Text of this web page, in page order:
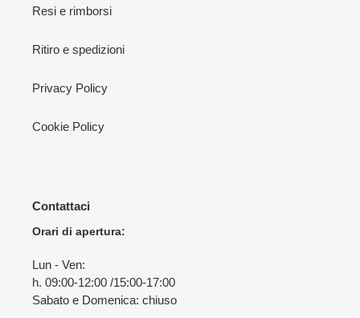
Resi e rimborsi
Ritiro e spedizioni
Privacy Policy
Cookie Policy
Contattaci
Orari di apertura:
Lun - Ven:
h. 09:00-12:00 /15:00-17:00
Sabato e Domenica: chiuso